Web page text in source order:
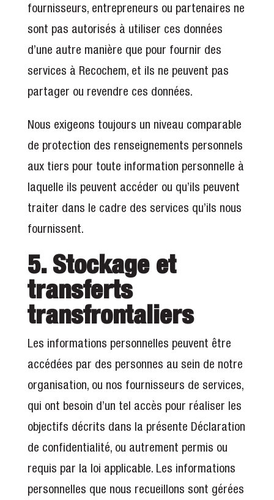
fournisseurs, entrepreneurs ou partenaires ne
sont pas autorisés à utiliser ces données
d’une autre manière que pour fournir des
services à Recochem, et ils ne peuvent pas
partager ou revendre ces données.
Nous exigeons toujours un niveau comparable
de protection des renseignements personnels
aux tiers pour toute information personnelle à
laquelle ils peuvent accéder ou qu’ils peuvent
traiter dans le cadre des services qu’ils nous
fournissent.
5. Stockage et
transferts
transfrontaliers
Les informations personnelles peuvent être
accédées par des personnes au sein de notre
organisation, ou nos fournisseurs de services,
qui ont besoin d’un tel accès pour réaliser les
objectifs décrits dans la présente Déclaration
de confidentialité, ou autrement permis ou
requis par la loi applicable. Les informations
personnelles que nous recueillons sont gérées